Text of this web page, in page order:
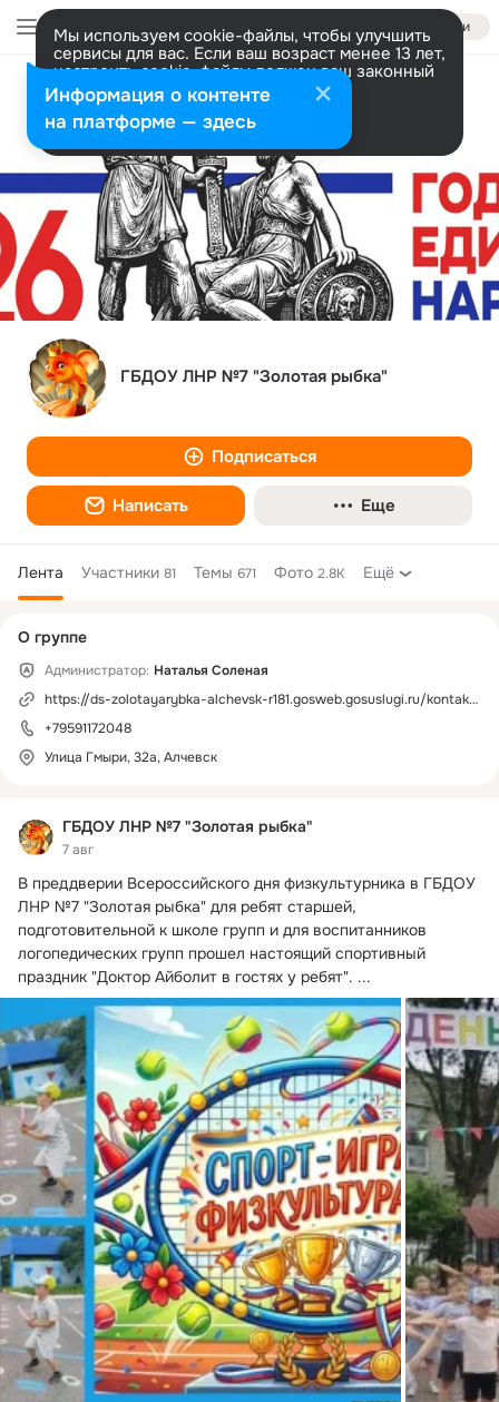
Войти
Мы используем cookie-файлы, чтобы улучшить
сервисы для вас. Если ваш возраст менее 13 лет,
настроить cookie-файлы должен ваш законный
представитель. Больше информации
Разрешить все Настроить
ГБДОУ ЛНР №7 "Золотая рыбка"
Подписаться
Написать Еще
Лента Участники 81 Темы 671 Фото 2.8K Ещё
ГБДОУ ЛНР №7 "Золотая рыбка"
7 авг
В преддверии Всероссийского дня физкультурника в ГБДОУ
ЛНР №7 "Золотая рыбка" для ребят старшей,
подготовительной к школе групп и для воспитанников
логопедических групп прошел настоящий спортивный
праздник "Доктор Айболит в гостях у ребят". ...
колонка
О группе
Администратор: Наталья Соленая
https://ds-zolotayarybka-alchevsk-r181.gosweb.gosuslugi.ru/kontakty/
+79591172048
Улица Гмыри, 32а, Алчевск
Информация о контенте
на платформе — здесь